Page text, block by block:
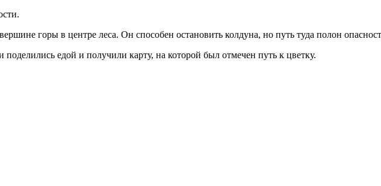
горы в центре леса. Он способен остановить колдуна, но путь туда полон
едой и получили карту, на которой был отмечен путь к цветку.